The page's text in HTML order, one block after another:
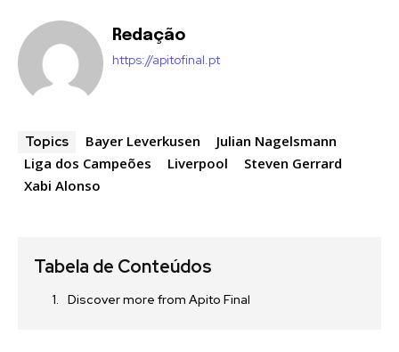
Redação
https://apitofinal.pt
Topics Bayer Leverkusen
Julian Nagelsmann
Liga dos Campeões
Liverpool
Steven Gerrard
Xabi Alonso
Tabela de Conteúdos
Discover more from Apito Final